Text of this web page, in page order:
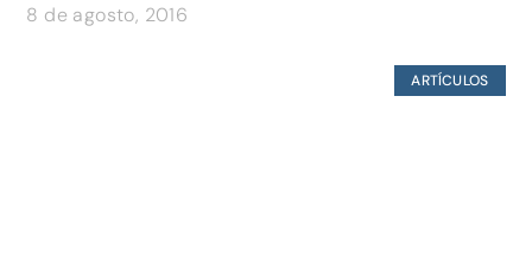
8 de agosto, 2016
ARTÍCULOS